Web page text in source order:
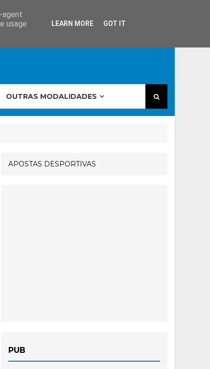
OUTRAS MODALIDADES
APOSTAS DESPORTIVAS
PUB
agent
usage
LEARN MORE GOT IT